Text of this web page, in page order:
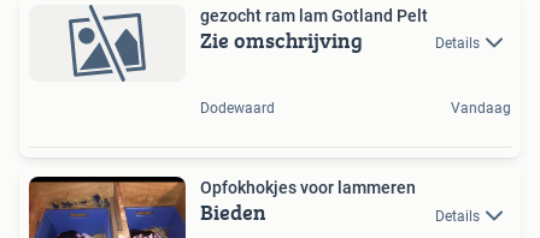
gezocht ram lam Gotland Pelt
Zie omschrijving Details
Dodewaard Vandaag
Opfokhokjes voor lammeren
Bieden Details